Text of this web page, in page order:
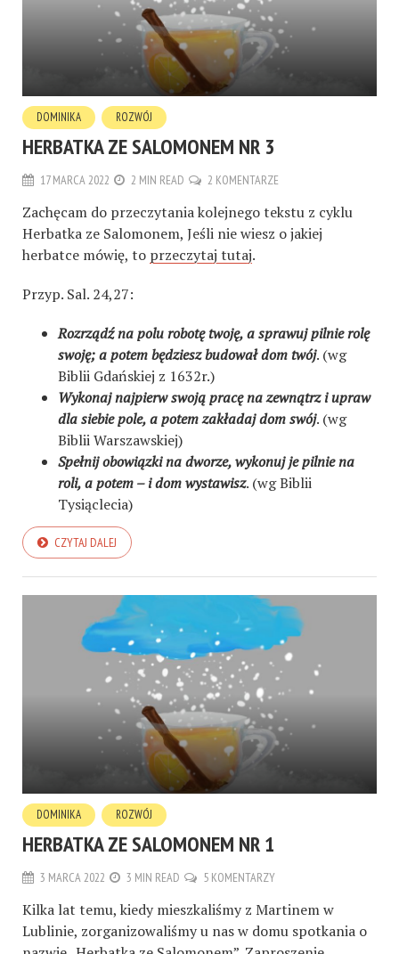
DOMINIKA ROZWÓJ
HERBATKA ZE SALOMONEM NR 3
17 MARCA 2022 2 MIN READ 2 KOMENTARZE
Zachęcam do przeczytania kolejnego tekstu z cyklu
Herbatka ze Salomonem, Jeśli nie wiesz o jakiej
herbatce mówię, to przeczytaj tutaj.
Przyp. Sal. 24,27:
Rozrządź na polu robotę twoję, a sprawuj pilnie rolę
swoję; a potem będziesz budował dom twój. (wg
Biblii Gdańskiej z 1632r.)
Wykonaj najpierw swoją pracę na zewnątrz i upraw
dla siebie pole, a potem zakładaj dom swój. (wg
Biblii Warszawskiej)
Spełnij obowiązki na dworze, wykonuj je pilnie na
roli, a potem – i dom wystawisz. (wg Biblii
Tysiąclecia)
CZYTAJ DALEJ
DOMINIKA ROZWÓJ
HERBATKA ZE SALOMONEM NR 1
3 MARCA 2022 3 MIN READ 5 KOMENTARZY
Kilka lat temu, kiedy mieszkaliśmy z Martinem w
Lublinie, zorganizowaliśmy u nas w domu spotkania o